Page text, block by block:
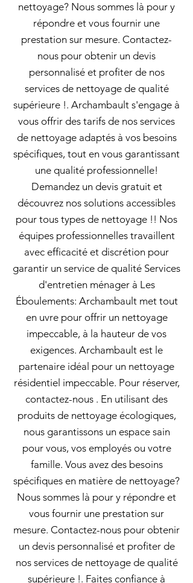
nettoyage? Nous sommes là pour y
répondre et vous fournir une
prestation sur mesure. Contactez-
nous pour obtenir un devis
personnalisé et profiter de nos
services de nettoyage de qualité
supérieure !. Archambault s'engage à
vous offrir des tarifs de nos services
de nettoyage adaptés à vos besoins
spécifiques, tout en vous garantissant
une qualité professionnelle!
Demandez un devis gratuit et
découvrez nos solutions accessibles
pour tous types de nettoyage !! Nos
équipes professionnelles travaillent
avec efficacité et discrétion pour
garantir un service de qualité Services
d'entretien ménager à Les
Éboulements: Archambault met tout
en uvre pour offrir un nettoyage
impeccable, à la hauteur de vos
exigences. Archambault est le
partenaire idéal pour un nettoyage
résidentiel impeccable. Pour réserver,
contactez-nous . En utilisant des
produits de nettoyage écologiques,
nous garantissons un espace sain
pour vous, vos employés ou votre
famille. Vous avez des besoins
spécifiques en matière de nettoyage?
Nous sommes là pour y répondre et
vous fournir une prestation sur
mesure. Contactez-nous pour obtenir
un devis personnalisé et profiter de
nos services de nettoyage de qualité
supérieure !. Faites confiance à